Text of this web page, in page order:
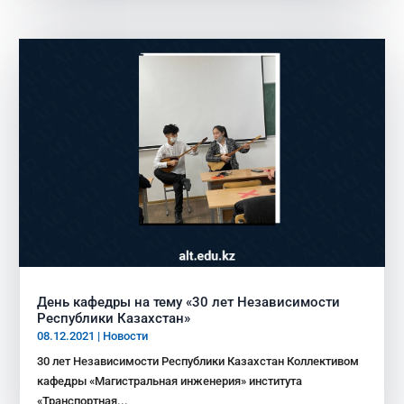
День кафедры на тему «30 лет Независимости
Республики Казахстан»
08.12.2021 | Новости
30 лет Независимости Республики Казахстан Коллективом
кафедры «Магистральная инженерия» института
«Транспортная...